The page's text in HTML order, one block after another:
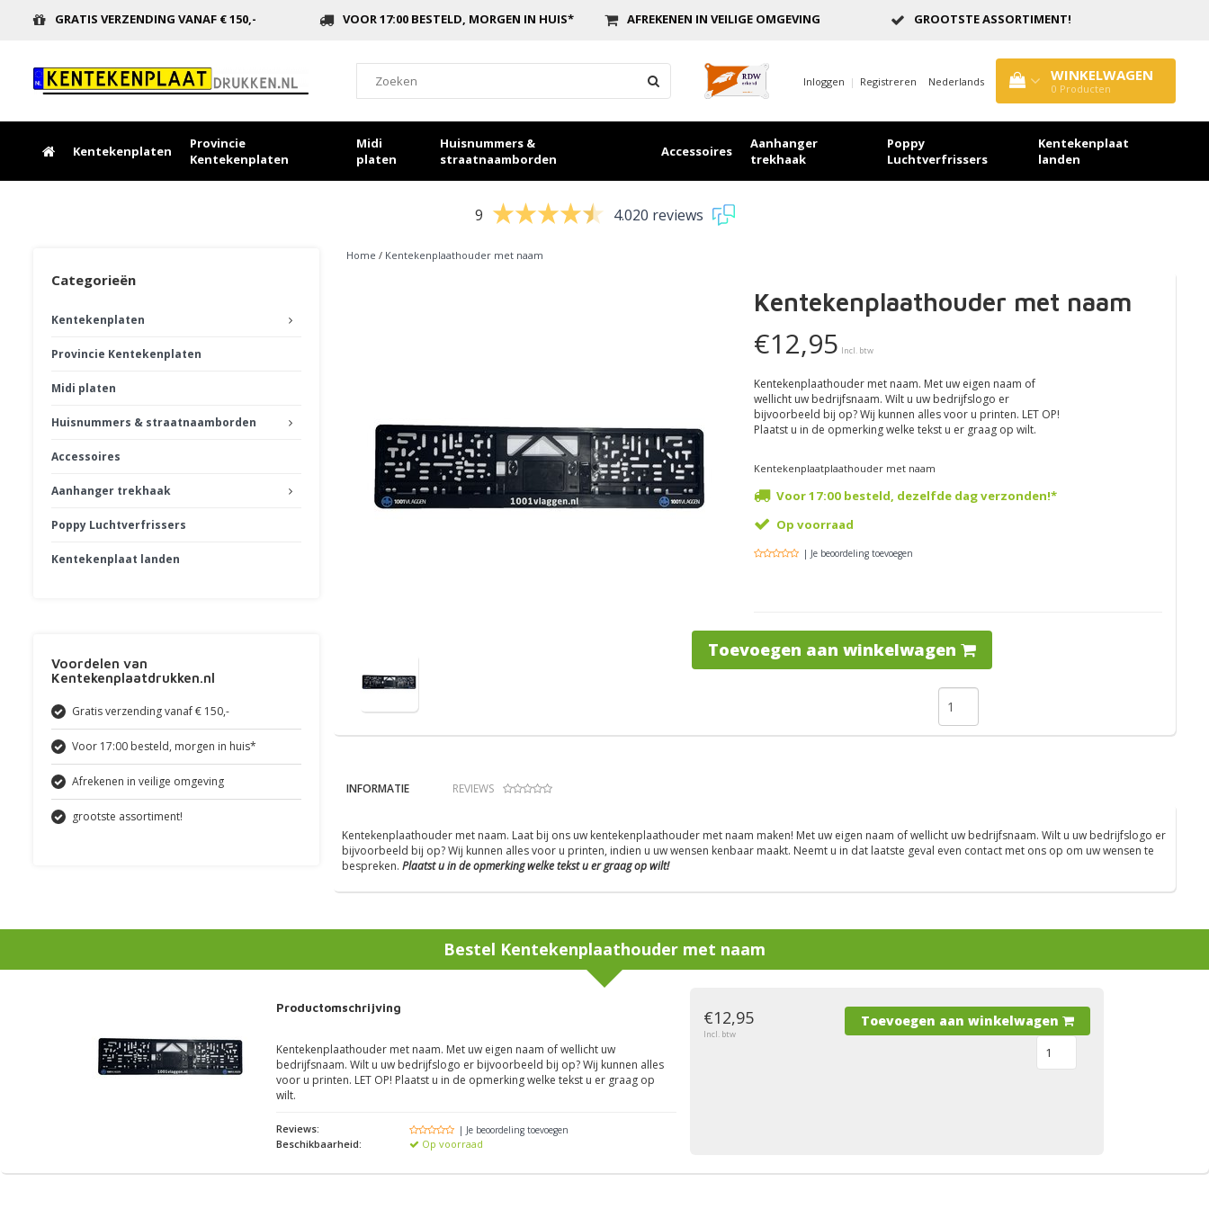
GRATIS VERZENDING VANAF € 150,- VOOR 17:00 BESTELD, MORGEN IN HUIS* AFREKENEN IN VEILIGE OMGEVING GROOTSTE ASSORTIMENT!
Inloggen | Registreren Nederlands WINKELWAGEN
0 Producten
Kentekenplaten
Provincie
Kentekenplaten
Midi
platen
Huisnummers &
straatnaamborden
Accessoires
Aanhanger
trekhaak
Poppy
Luchtverfrissers
Kentekenplaat
landen
9 4.020 reviews
Categorieën
Kentekenplaten
Provincie Kentekenplaten
Midi platen
Huisnummers & straatnaamborden
Accessoires
Aanhanger trekhaak
Poppy Luchtverfrissers
Kentekenplaat landen
Voordelen van
Kentekenplaatdrukken.nl
Gratis verzending vanaf € 150,-
Voor 17:00 besteld, morgen in huis*
Afrekenen in veilige omgeving
grootste assortiment!
Home / Kentekenplaathouder met naam
Kentekenplaathouder met naam
€12,95 Incl. btw
Kentekenplaathouder met naam. Met uw eigen naam of
wellicht uw bedrijfsnaam. Wilt u uw bedrijfslogo er
bijvoorbeeld bij op? Wij kunnen alles voor u printen. LET OP!
Plaatst u in de opmerking welke tekst u er graag op wilt.
Kentekenplaatplaathouder met naam
Voor 17:00 besteld, dezelfde dag verzonden!*
Op voorraad
| Je beoordeling toevoegen
Toevoegen aan winkelwagen
INFORMATIE REVIEWS
Kentekenplaathouder met naam. Laat bij ons uw kentekenplaathouder met naam maken! Met uw eigen naam of wellicht uw bedrijfsnaam. Wilt u uw bedrijfslogo er
bijvoorbeeld bij op? Wij kunnen alles voor u printen, indien u uw wensen kenbaar maakt. Neemt u in dat laatste geval even contact met ons op om uw wensen te
bespreken. Plaatst u in de opmerking welke tekst u er graag op wilt!
Bestel Kentekenplaathouder met naam
Productomschrijving
Kentekenplaathouder met naam. Met uw eigen naam of wellicht uw
bedrijfsnaam. Wilt u uw bedrijfslogo er bijvoorbeeld bij op? Wij kunnen alles
voor u printen. LET OP! Plaatst u in de opmerking welke tekst u er graag op
wilt.
Reviews: | Je beoordeling toevoegen
Beschikbaarheid: Op voorraad
€12,95
Incl. btw
Toevoegen aan winkelwagen